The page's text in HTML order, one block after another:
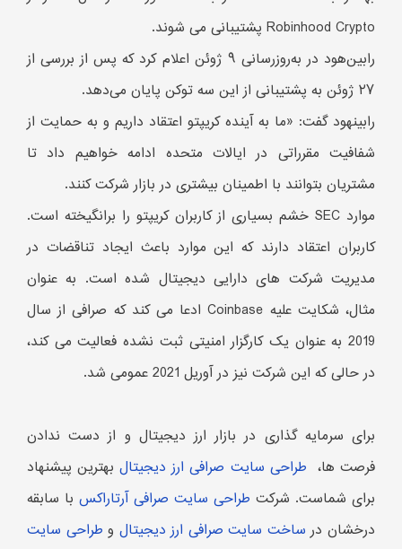
Robinhood Crypto پشتیبانی می شوند.
رابین‌هود در به‌روزرسانی ۹ ژوئن اعلام کرد که پس از بررسی از
۲۷ ژوئن به پشتیبانی از این سه توکن پایان می‌دهد.
رابینهود گفت: «ما به آینده کریپتو اعتقاد داریم و به حمایت از
شفافیت مقرراتی در ایالات متحده ادامه خواهیم داد تا
مشتریان بتوانند با اطمینان بیشتری در بازار شرکت کنند.
موارد SEC خشم بسیاری از کاربران کریپتو را برانگیخته است.
کاربران اعتقاد دارند که این موارد باعث ایجاد تناقضات در
مدیریت شرکت های دارایی دیجیتال شده است. به عنوان
مثال، شکایت علیه Coinbase ادعا می کند که صرافی از سال
2019 به عنوان یک کارگزار امنیتی ثبت نشده فعالیت می کند،
در حالی که این شرکت نیز در آوریل 2021 عمومی شد.
برای سرمایه گذاری در بازار ارز دیجیتال و از دست ندادن
فرصت ها، طراحی سایت صرافی ارز دیجیتالبهترین پیشنهاد
برای شماست. شرکت طراحی سایت صرافی آرتاراکس با سابقه
درخشان درساخت سایت صرافی ارز دیجیتال و طراحی سایت